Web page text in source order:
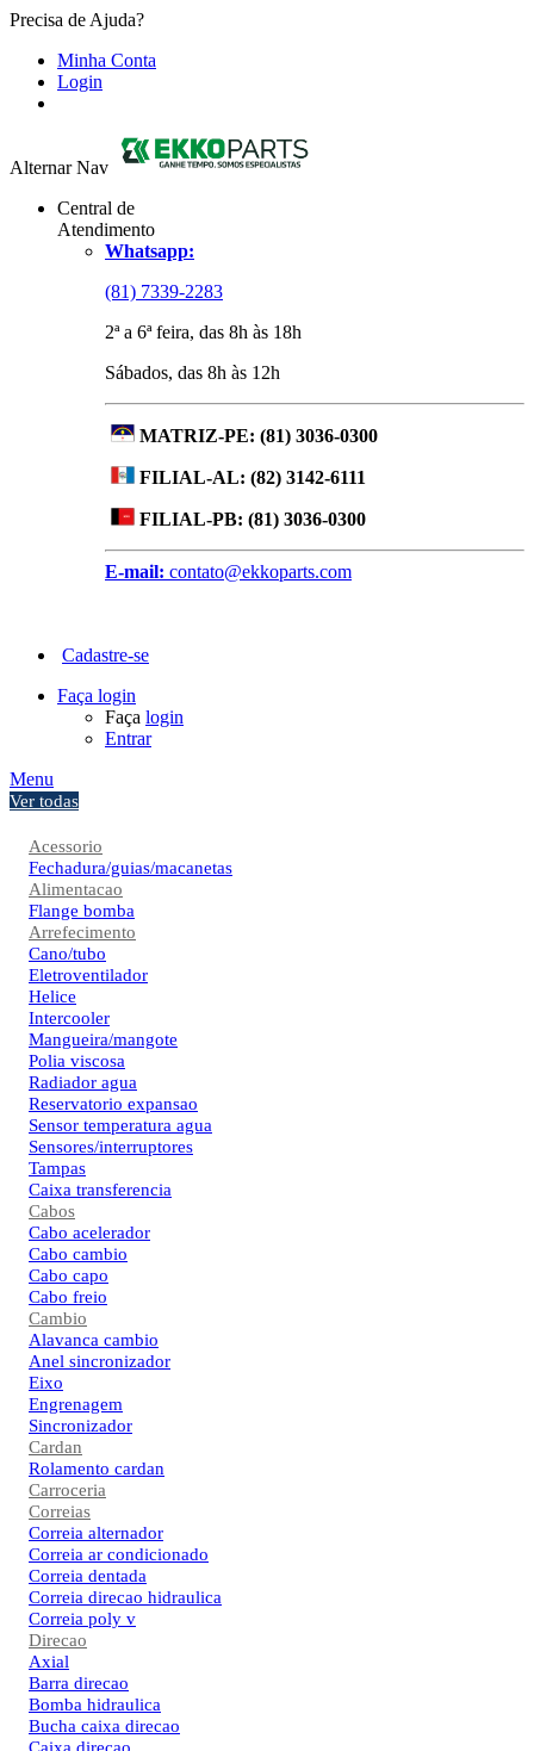
Precisa de Ajuda?
Minha Conta
Login
Alternar Nav
Central de
Atendimento
Whatsapp:
(81) 7339-2283
2ª a 6ª feira, das 8h às 18h
Sábados, das 8h às 12h
MATRIZ-PE: (81) 3036-0300
FILIAL-AL: (82) 3142-6111
FILIAL-PB: (81) 3036-0300
E-mail: contato@ekkoparts.com
Cadastre-se
Faça login
Faça login
Entrar
Menu
Ver todas
Acessorio
Fechadura/guias/macanetas
Alimentacao
Flange bomba
Arrefecimento
Cano/tubo
Eletroventilador
Helice
Intercooler
Mangueira/mangote
Polia viscosa
Radiador agua
Reservatorio expansao
Sensor temperatura agua
Sensores/interruptores
Tampas
Caixa transferencia
Cabos
Cabo acelerador
Cabo cambio
Cabo capo
Cabo freio
Cambio
Alavanca cambio
Anel sincronizador
Eixo
Engrenagem
Sincronizador
Cardan
Rolamento cardan
Carroceria
Correias
Correia alternador
Correia ar condicionado
Correia dentada
Correia direcao hidraulica
Correia poly v
Direcao
Axial
Barra direcao
Bomba hidraulica
Bucha caixa direcao